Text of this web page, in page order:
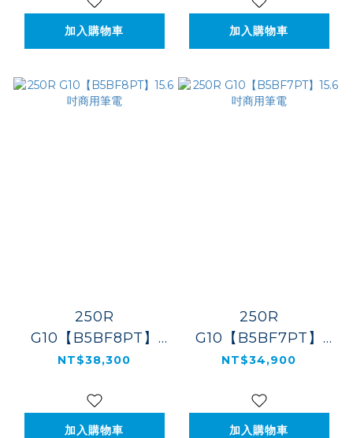
加入購物車 加入購物車
250R
G10【B5BF8PT】
15.6吋商用筆電
NT$38,300
加入購物車
250R
G10【B5BF7PT】
15.6吋商用筆電
NT$34,900
加入購物車